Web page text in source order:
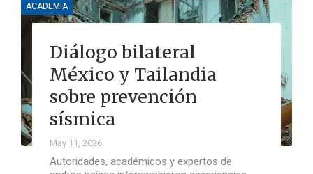
ACADEMIA
Diálogo bilateral
México y Tailandia
sobre prevención
sísmica
May 11, 2026
Autoridades, académicos y expertos de